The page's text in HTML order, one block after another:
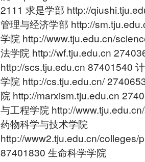
2111 求是学部 http://
管理与经济学部 http://
学院 http://www.tju.edu.cn/
法学院 http://wf.tju.edu.cn
http://scs.tju.edu.cn 87401540
学院 http://cs.tju.edu.cn/
院 http://marxism.tju.edu.cn
与工程学院 http://
药物科学与技术学院
http://www2.tju.edu.cn/colleges/
87401830 生命科学学院